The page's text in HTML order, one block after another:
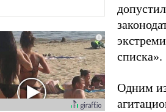
списка».
Одним